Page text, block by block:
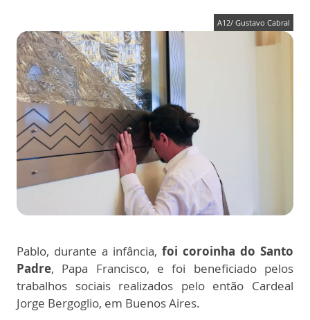
A12/ Gustavo Cabral
Pablo, durante a infância, foi coroinha do Santo
Padre, Papa Francisco, e foi beneficiado pelos
trabalhos sociais realizados pelo então Cardeal
Jorge Bergoglio, em Buenos Aires.